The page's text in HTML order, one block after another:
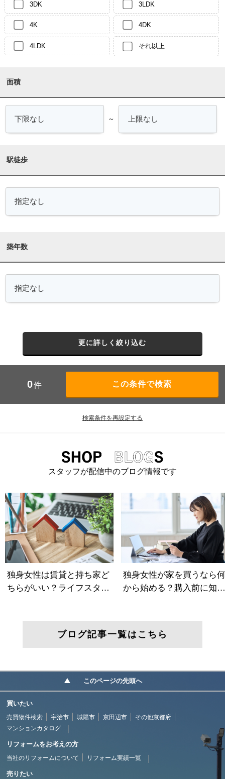
3DK 3LDK
4K 4DK
4LDK それ以上
面積
～
駅徒歩
築年数
更に詳しく絞り込む
0件
検索条件を再設定する
スタッフが配信中のブログ情報です
ブログ記事一覧はこちら
このページの先頭へ
買いたい
売買物件検索 宇治市 城陽市 京田辺市
その他京都府
マンションカタログ
リフォームをお考えの方
当社のリフォームについて リフォーム実績一覧
売りたい